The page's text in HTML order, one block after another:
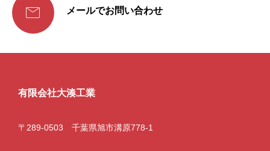
 メールでお問い合わせ
有限会社大湊工業
〒289-0503 千葉県旭市溝原778-1